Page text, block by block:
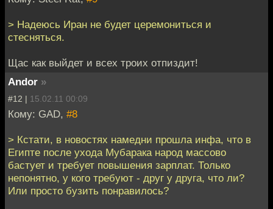
> Надеюсь Иран не будет церемониться и
стесняться.
Щас как выйдет и всех троих отпиздит!
Andor »
#12 | 15.02.11 00:09
Кому: GAD, #8
> Кстати, в новостях намедни прошла инфа, что в
Египте после ухода Мубарака народ массово
бастует и требует повышения зарплат. Только
непонятно, у кого требуют - друг у друга, что ли?
Или просто бузить понравилось?